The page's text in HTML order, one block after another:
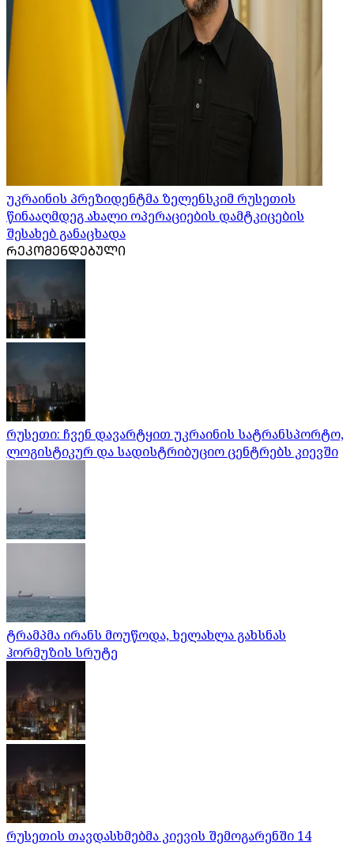
უკრაინის პრეზიდენტმა ზელენსკიმ რუსეთის
წინააღმდეგ ახალი ოპერაციების დამტკიცების
შესახებ განაცხადა
ᲠᲔᲙᲝᲛᲔᲜᲓᲔᲑᲣᲚᲘ
რუსეთი: ჩვენ დავარტყით უკრაინის სატრანსპორტო,
ლოგისტიკურ და სადისტრიბუციო ცენტრებს კიევში
ტრამპმა ირანს მოუწოდა, ხელახლა გახსნას
ჰორმუზის სრუტე
რუსეთის თავდასხმებმა კიევის შემოგარენში 14